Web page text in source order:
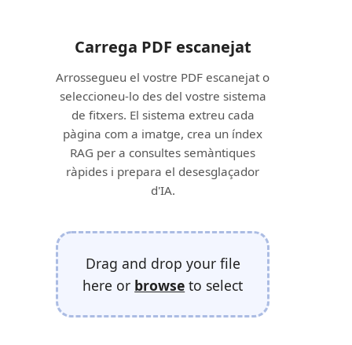
Carrega PDF escanejat
Arrossegueu el vostre PDF escanejat o
seleccioneu-lo des del vostre sistema
de fitxers. El sistema extreu cada
pàgina com a imatge, crea un índex
RAG per a consultes semàntiques
ràpides i prepara el desesglaçador
d'IA.
Drag and drop your file
here or browse to select